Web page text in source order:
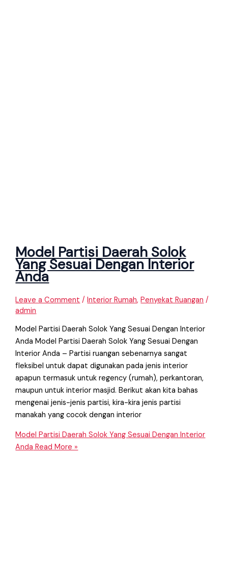
Model Partisi Daerah Solok
Yang Sesuai Dengan Interior
Anda
Leave a Comment /Interior Rumah,Penyekat Ruangan /
admin
Model Partisi Daerah Solok Yang Sesuai Dengan Interior
Anda Model Partisi Daerah Solok Yang Sesuai Dengan
Interior Anda – Partisi ruangan sebenarnya sangat
fleksibel untuk dapat digunakan pada jenis interior
apapun termasuk untuk regency (rumah), perkantoran,
maupun untuk interior masjid. Berikut akan kita bahas
mengenai jenis-jenis partisi, kira-kira jenis partisi
manakah yang cocok dengan interior
Model Partisi Daerah Solok Yang Sesuai Dengan Interior
Anda Read More »